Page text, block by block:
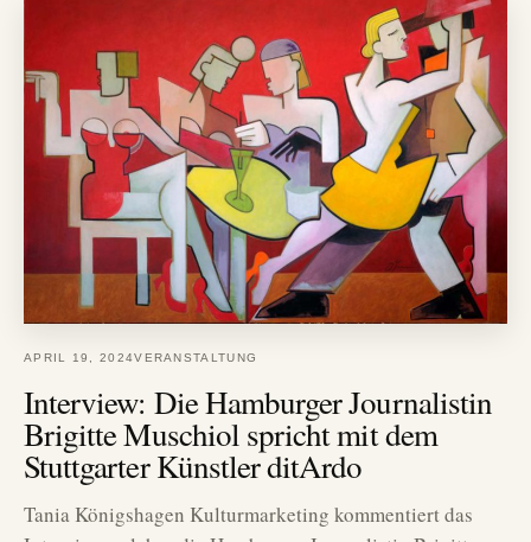
APRIL 19, 2024VERANSTALTUNG
Interview: Die Hamburger Journalistin
Brigitte Muschiol spricht mit dem
Stuttgarter Künstler ditArdo
Tania Königshagen Kulturmarketing kommentiert das